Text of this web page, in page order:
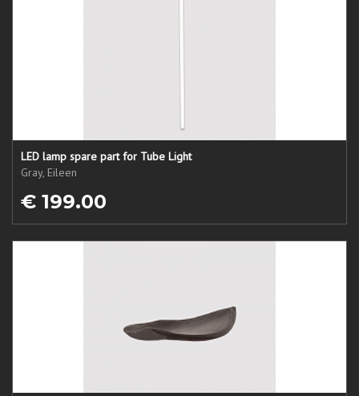
LED lamp spare part for Tube Light
Gray, Eileen
€ 199.00